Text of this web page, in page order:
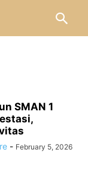
SMAN 1
- February 5, 2026